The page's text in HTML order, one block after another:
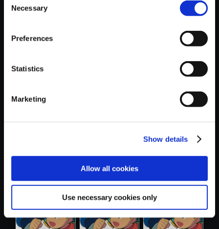
Selection
Necessary
Preferences
Statistics
Marketing
Show details
Allow all cookies
Use necessary cookies only
おすすめ商品
ンエグゼ サ....
ンエグゼ サ....
ぐるみ ロック...